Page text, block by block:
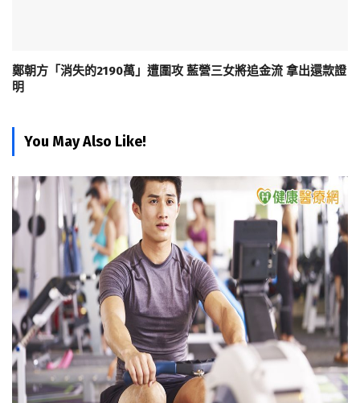
鄭朝方「消失的2190萬」遭圍攻 藍營三女將追金流 拿出還款證
明
You May Also Like!